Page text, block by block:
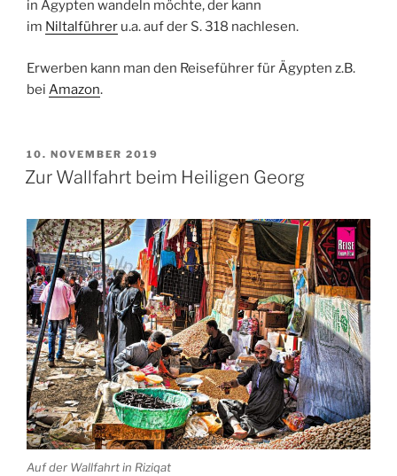
in Ägypten wandeln möchte, der kann
im Niltalführer u.a. auf der S. 318 nachlesen.
Erwerben kann man den Reiseführer für Ägypten z.B.
bei Amazon.
VERÖFFENTLICHT
AM
10. NOVEMBER 2019
Zur Wallfahrt beim Heiligen Georg
Auf der Wallfahrt in Riziqat